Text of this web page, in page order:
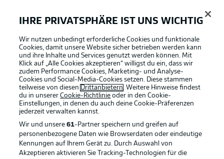
IHRE PRIVATSPHÄRE IST UNS WICHTIG
Wir nutzen unbedingt erforderliche Cookies und funktionale
Cookies, damit unsere Website sicher betrieben werden kann
und ihre Inhalte und Services genutzt werden können. Mit
Klick auf „Alle Cookies akzeptieren“ willigst du ein, dass wir
zudem Performance Cookies, Marketing- und Analyse-
Cookies und Social-Media-Cookies setzen. Diese stammen
teilweise von diesen Drittanbietern. Weitere Hinweise findest
du in unsererCookie-Richtlinie oder in den Cookie-
Einstellungen, in denen du auch deine Cookie-Präferenzen
jederzeit verwalten kannst.
Wir und unsere61-Partner speichern und greifen auf
personenbezogene Daten wie Browserdaten oder eindeutige
Kennungen auf Ihrem Gerät zu. Durch Auswahl von
Akzeptieren aktivieren Sie Tracking-Technologien für die